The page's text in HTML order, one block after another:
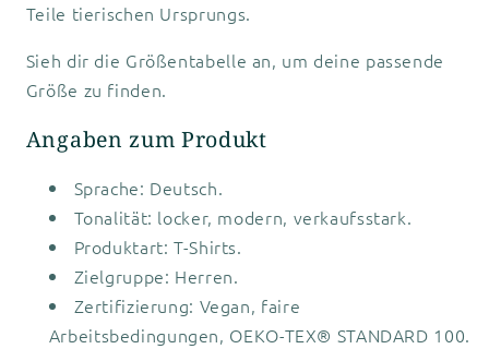
Teile tierischen Ursprungs.
Sieh dir die Größentabelle an, um deine passende
Größe zu finden.
Angaben zum Produkt
Sprache: Deutsch.
Tonalität: locker, modern, verkaufsstark.
Produktart: T-Shirts.
Zielgruppe: Herren.
Zertifizierung: Vegan, faire
Arbeitsbedingungen, OEKO-TEX® STANDARD 100.